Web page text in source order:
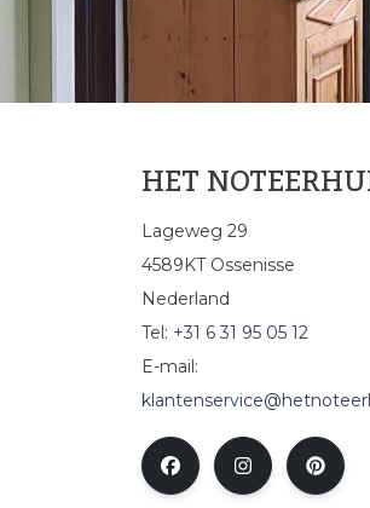
HET
Lageweg 29
4589KT Ossenisse
Nederland
Tel: +31 6 31 95 05 12
E-mail: